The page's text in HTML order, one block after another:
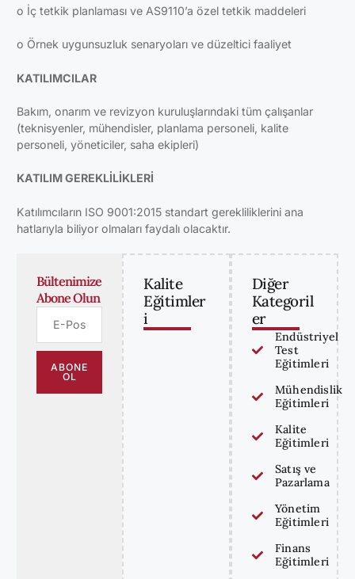
o İç tetkik planlaması ve AS9110’a özel tetkik maddeleri
o Örnek uygunsuzluk senaryoları ve düzeltici faaliyet
KATILIMCILAR
Bakım, onarım ve revizyon kuruluşlarındaki tüm çalışanlar
(teknisyenler, mühendisler, planlama personeli, kalite
personeli, yöneticiler, saha ekipleri)
KATILIM GEREKLİLİKLERİ
Katılımcıların ISO 9001:2015 standart gerekliliklerini ana
hatlarıyla biliyor olmaları faydalı olacaktır.
Bültenimize
Abone Olun
ABONE
OL
Kalite
Eğitimler
i
Diğer
Kategoril
er
Endüstriyel
Test
Eğitimleri
Mühendislik
Eğitimleri
Kalite
Eğitimleri
Satış ve
Pazarlama
Yönetim
Eğitimleri
Finans
Eğitimleri